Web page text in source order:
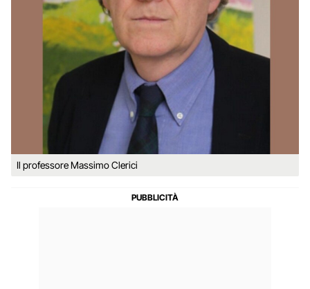
Il professore Massimo Clerici